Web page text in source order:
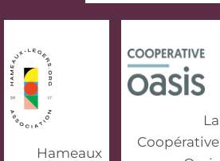
Hameaux
La
Coopérative